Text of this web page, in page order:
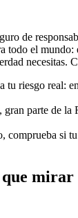
de
todo el mundo:
necesitas.
tu riesgo real:
gran parte de
comprueba si
que